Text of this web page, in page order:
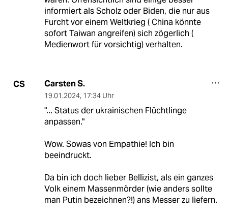
informiert als Scholz oder Biden, die nur aus
Furcht vor einem Weltkrieg ( China könnte
sofort Taiwan angreifen) sich zögerlich (
Medienwort für vorsichtig) verhalten.
CS Carsten S.
19.01.2024, 17:34 Uhr
"... Status der ukrainischen Flüchtlinge
anpassen."
Wow. Sowas von Empathie! Ich bin
beeindruckt.
Da bin ich doch lieber Bellizist, als ein ganzes
Volk einem Massenmörder (wie anders sollte
man Putin bezeichnen?!) ans Messer zu liefern.